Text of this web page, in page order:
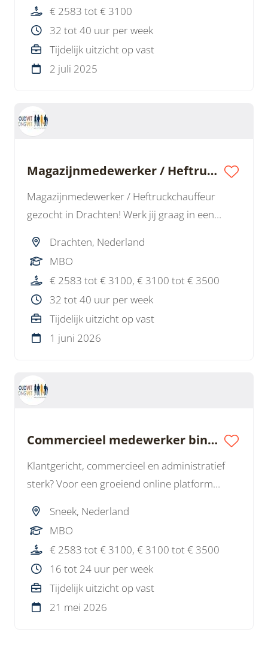
dienstverband.
€ 2583 tot € 3100
32 tot 40 uur per week
Tijdelijk uitzicht op vast
2 juli 2025
Magazijnmedewerker / Heftruckchauffeur / Logistiek Medewerker RVS
Magazijnmedewerker / Heftruckchauffeur
gezocht in Drachten! Werk jij graag in een
aanpakken? Dan is dit jouw baan. Afwisselend
werk, goed salaris en kans op vast werk.
Drachten, Nederland
MBO
€ 2583 tot € 3100, € 3100 tot € 3500
32 tot 40 uur per week
Tijdelijk uitzicht op vast
1 juni 2026
Commercieel medewerker binnendienst
Klantgericht, commercieel en administratief
sterk? Voor een groeiend online platform
binnendienst voor 3 dagen per week.
Afwisselende functie binnen een nuchter
bedrijf met korte lijnen.
Sneek, Nederland
MBO
€ 2583 tot € 3100, € 3100 tot € 3500
16 tot 24 uur per week
Tijdelijk uitzicht op vast
21 mei 2026